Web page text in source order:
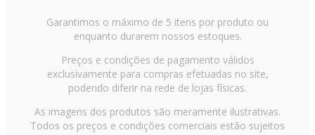
Garantimos o máximo de 5 itens por produto ou
enquanto durarem nossos estoques.
Preços e condições de pagamento válidos
exclusivamente para compras efetuadas no site,
podendo diferir na rede de lojas físicas.
As imagens dos produtos são meramente ilustrativas.
Todos os preços e condições comerciais estão sujeitos